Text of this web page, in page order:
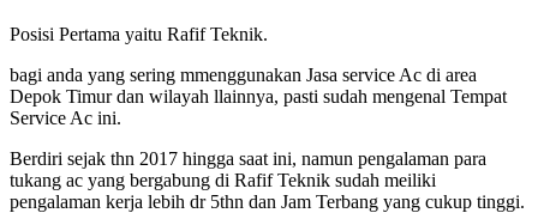
Posisi Pertama yaitu Rafif Teknik.
bagi anda yang sering mmenggunakan Jasa service Ac di area
Depok Timur dan wilayah llainnya, pasti sudah mengenal Tempat
Service Ac ini.
Berdiri sejak thn 2017 hingga saat ini, namun pengalaman para
tukang ac yang bergabung di Rafif Teknik sudah meiliki
pengalaman kerja lebih dr 5thn dan Jam Terbang yang cukup tinggi.